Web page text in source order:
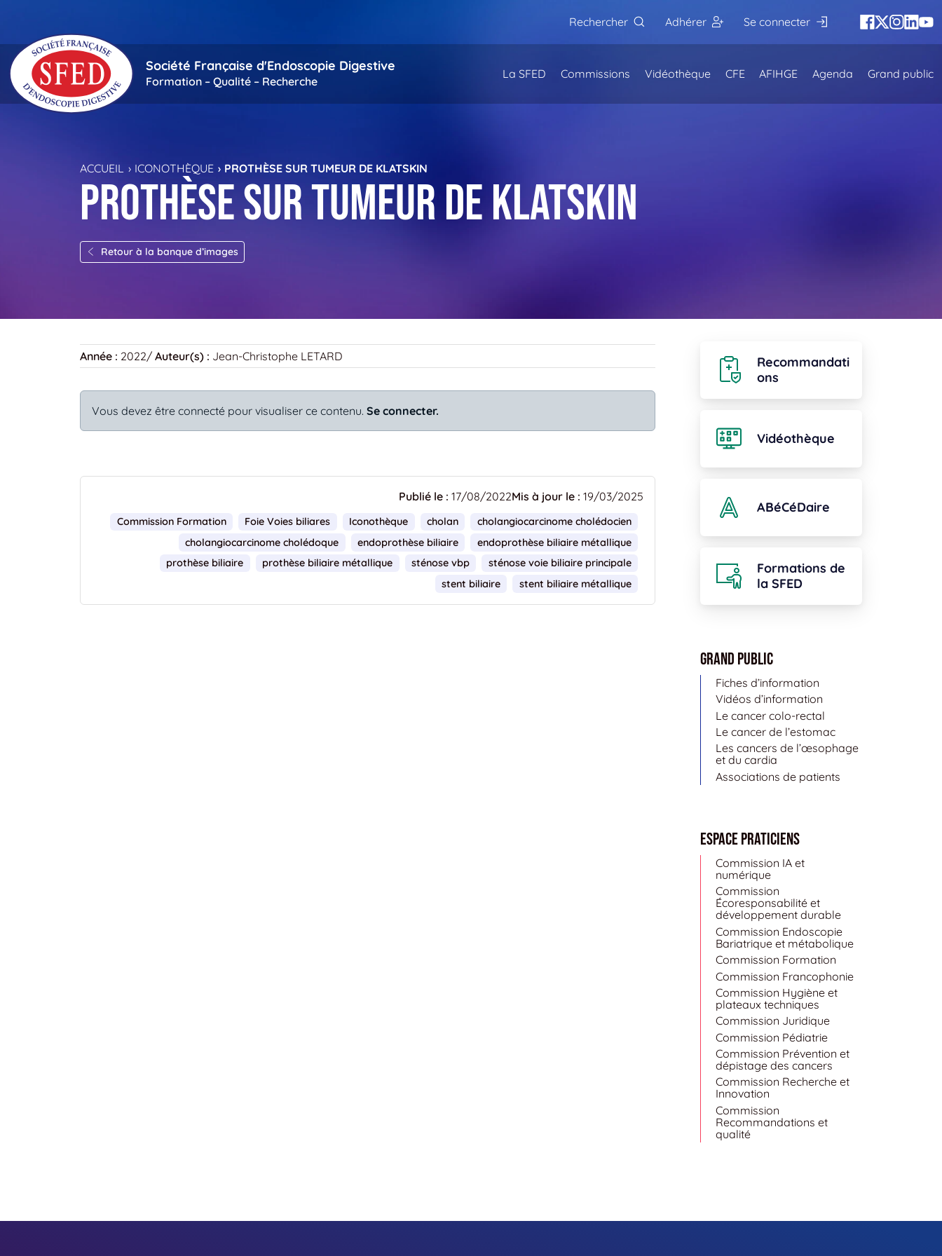
Rechercher
Adhérer Se connecter
Société Française d'Endoscopie Digestive
Formation – Qualité – Recherche
La SFED Commissions Vidéothèque CFE AFIHGE Agenda Grand public
ACCUEIL ICONOTHÈQUE PROTHÈSE SUR TUMEUR DE KLATSKIN
Prothèse sur tumeur de Klatskin
Retour à la banque d’images
Année : 2022/ Auteur(s) : Jean-Christophe LETARD
Vous devez être connecté pour visualiser ce contenu. Se connecter.
Publié le : 17/08/2022Mis à jour le : 19/03/2025
Commission Formation Foie Voies biliares Iconothèque cholan
cholangiocarcinome cholédocien
cholangiocarcinome cholédoque
endoprothèse biliaire
endoprothèse biliaire métallique
prothèse biliaire
prothèse biliaire métallique sténose vbp
sténose voie biliaire principale
stent biliaire
stent biliaire métallique
Recommandati
ons
Vidéothèque
ABéCéDaire
Formations de
la SFED
Grand public
Fiches d’information
Vidéos d’information
Le cancer colo-rectal
Le cancer de l’estomac
Les cancers de l’œsophage
et du cardia
Associations de patients
Espace Praticiens
Commission IA et
numérique
Commission
Écoresponsabilité et
développement durable
Commission Endoscopie
Bariatrique et métabolique
Commission Formation
Commission Francophonie
Commission Hygiène et
plateaux techniques
Commission Juridique
Commission Pédiatrie
Commission Prévention et
dépistage des cancers
Commission Recherche et
Innovation
Commission
Recommandations et
qualité